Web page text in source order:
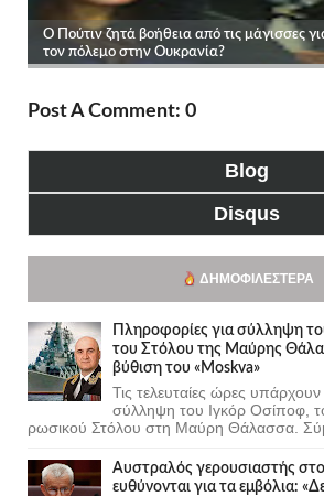
Post A Comment: 0
Blog
Disqus
ΔΗΜΟΦΙΛΈΣΤΕΡΑ
Πληροφορίες για σύλληψη
του Στόλου της Mαύρης
βύθιση του «Moskva»
Τις τελευταίες ώρες
σύλληψη του Ιγκόρ Οσίποφ,
ρωσικού Στόλου στη Μαύρη Θάλασσα.
Αυστραλός γερουσιαστής
ευθύνονται για τα εμβόλια: